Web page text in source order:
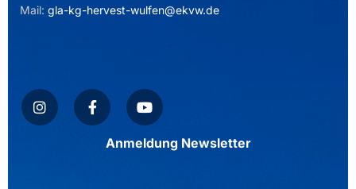
Mail: gla-kg-hervest-wulfen@ekvw.de
Anmeldung Newsletter